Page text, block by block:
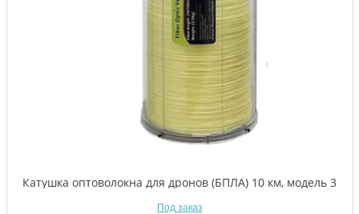
Катушка оптоволокна для дронов (БПЛА) 10 км, модель 3
Под заказ